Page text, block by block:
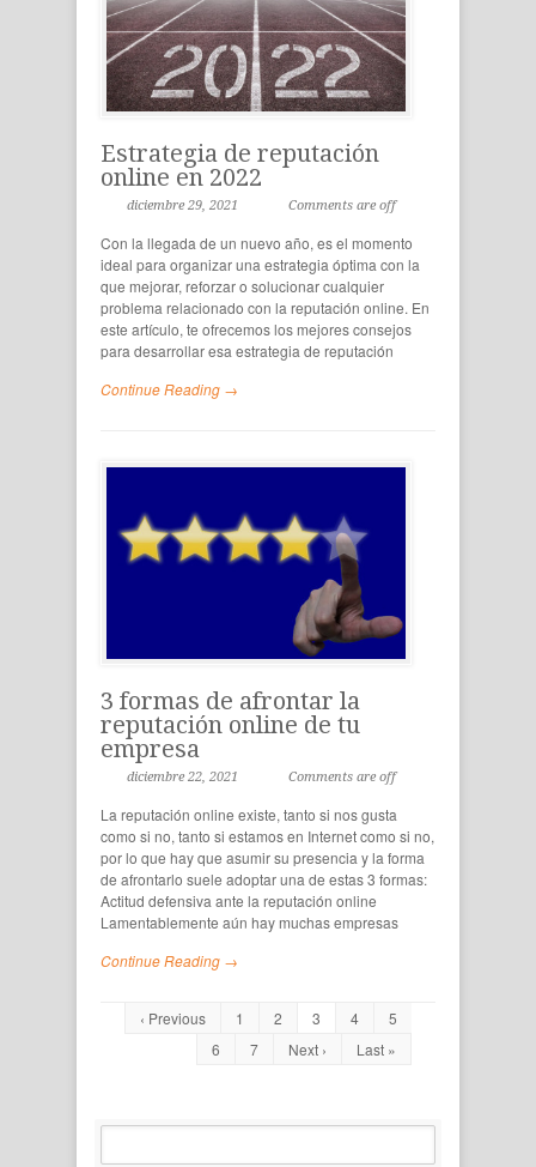
Estrategia de reputación
online en 2022
diciembre 29, 2021 Comments are off
Con la llegada de un nuevo año, es el momento
ideal para organizar una estrategia óptima con la
que mejorar, reforzar o solucionar cualquier
problema relacionado con la reputación online. En
este artículo, te ofrecemos los mejores consejos
para desarrollar esa estrategia de reputación
Continue Reading →
3 formas de afrontar la
reputación online de tu
empresa
diciembre 22, 2021 Comments are off
La reputación online existe, tanto si nos gusta
como si no, tanto si estamos en Internet como si no,
por lo que hay que asumir su presencia y la forma
de afrontarlo suele adoptar una de estas 3 formas:
Actitud defensiva ante la reputación online
Lamentablemente aún hay muchas empresas
Continue Reading →
‹ Previous 1 2 3 4
5
6
7 Next › Last »